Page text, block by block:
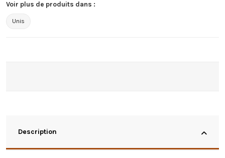
Voir plus de produits dans :
Unis
Description